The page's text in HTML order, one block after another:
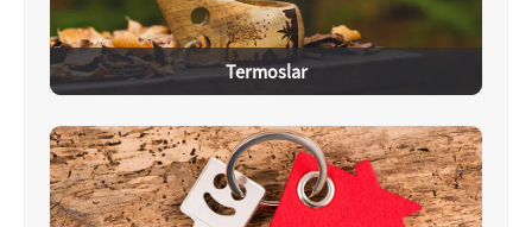
Termoslar